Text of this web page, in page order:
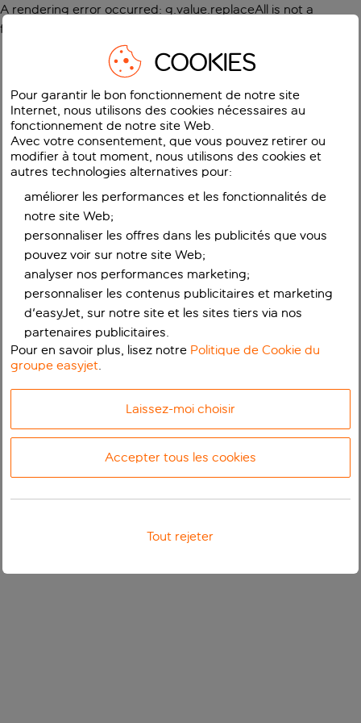
A rendering error occurred: g.value.replaceAll is not a
function
COOKIES
Pour garantir le bon fonctionnement de notre site
Internet, nous utilisons des cookies nécessaires au
fonctionnement de notre site Web.
Avec votre consentement, que vous pouvez retirer ou
modifier à tout moment, nous utilisons des cookies et
autres technologies alternatives pour:
améliorer les performances et les fonctionnalités de
notre site Web;
personnaliser les offres dans les publicités que vous
pouvez voir sur notre site Web;
analyser nos performances marketing;
personnaliser les contenus publicitaires et marketing
d'easyJet, sur notre site et les sites tiers via nos
partenaires publicitaires.
Pour en savoir plus, lisez notre Politique de Cookie du
groupe easyjet.
Laissez-moi choisir
Accepter tous les cookies
Tout rejeter